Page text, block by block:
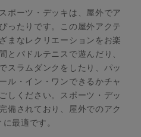
ポーツ・デッキは、屋外でア
ったりです。この屋外アクテ
まなレクリエーションをお楽
とパドルテニスで遊んだり、
スラムダンクをしたり、パッ
ル・イン・ワンできるかチャ
しください。スポーツ・デッ
備されており、屋外でのアク
最適です。